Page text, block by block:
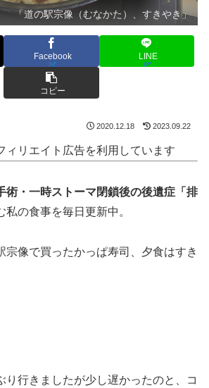
「道の駅宗像（むなかた）、すきやき」
Facebook LINE
コピー
2020.12.18 2023.09.22
リエイト広告を利用しています
術・一時ストーマ閉鎖後の後遺症「排
私の食事を毎日更新中。
宗像で買ったかっぱ寿司、夕食はすき
り行きましたが少し遅かったのと、コ